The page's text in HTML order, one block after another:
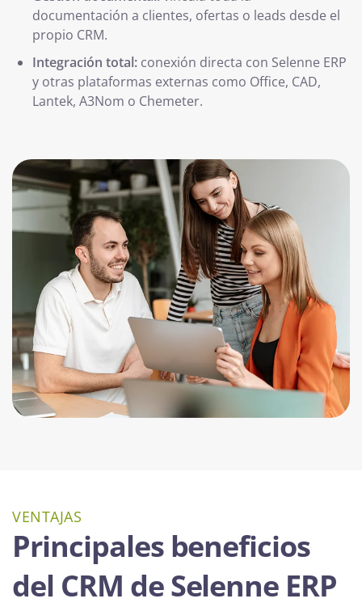
documentación a clientes, ofertas o leads desde el
propio CRM.
Integración total: conexión directa con Selenne ERP
y otras plataformas externas como Office, CAD,
Lantek, A3Nom o Chemeter.
VENTAJAS
Principales beneficios
del CRM de Selenne ERP